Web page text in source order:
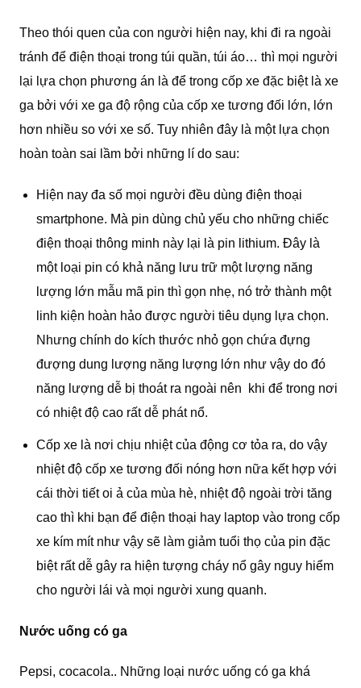
Theo thói quen của con người hiện nay, khi đi ra ngoài
tránh để điện thoại trong túi quần, túi áo… thì mọi người
lại lựa chọn phương án là để trong cốp xe đặc biệt là xe
ga bởi với xe ga độ rộng của cốp xe tương đối lớn, lớn
hơn nhiều so với xe số. Tuy nhiên đây là một lựa chọn
hoàn toàn sai lầm bởi những lí do sau:
Hiện nay đa số mọi người đều dùng điện thoại
smartphone. Mà pin dùng chủ yếu cho những chiếc
điện thoại thông minh này lại là pin lithium. Đây là
một loại pin có khả năng lưu trữ một lượng năng
lượng lớn mẫu mã pin thì gọn nhẹ, nó trở thành một
linh kiện hoàn hảo được người tiêu dụng lựa chọn.
Nhưng chính do kích thước nhỏ gọn chứa đựng
đượng dung lượng năng lượng lớn như vậy do đó
năng lượng dễ bị thoát ra ngoài nên khi để trong nơi
có nhiệt độ cao rất dễ phát nổ.
Cốp xe là nơi chịu nhiệt của động cơ tỏa ra, do vậy
nhiệt độ cốp xe tương đối nóng hơn nữa kết hợp với
cái thời tiết oi ả của mùa hè, nhiệt độ ngoài trời tăng
cao thì khi bạn để điện thoại hay laptop vào trong cốp
xe kím mít như vậy sẽ làm giảm tuổi thọ của pin đặc
biệt rất dễ gây ra hiện tượng cháy nổ gây nguy hiểm
cho người lái và mọi người xung quanh.
Nước uống có ga
Pepsi, cocacola.. Những loại nước uống có ga khá